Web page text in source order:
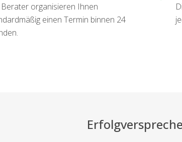
Berater organisieren Ihnen
einen Termin binnen 24